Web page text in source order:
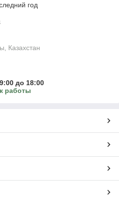
год
Казахстан
до 18:00
работы